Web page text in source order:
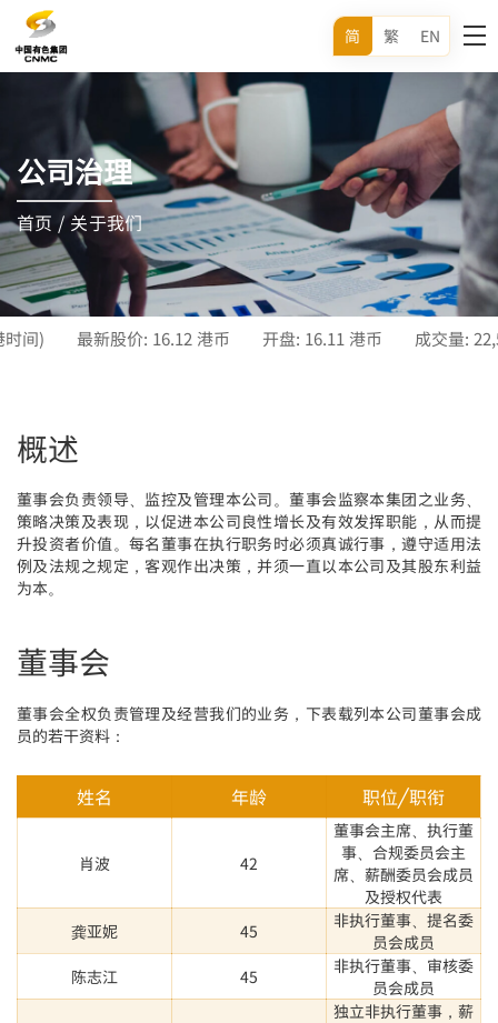
EN
繁
简
公司治理
首页 / 关于我们
概述
董事会负责领导、监控及管理本公司。董事会监察本集团之业务、
策略决策及表现，以促进本公司良性增长及有效发挥职能，从而提
升投资者价值。每名董事在执行职务时必须真诚行事，遵守适用法
例及法规之规定，客观作出决策，并须一直以本公司及其股东利益
为本。
董事会
董事会全权负责管理及经营我们的业务，下表载列本公司董事会成
员的若干资料：
姓名 年龄 职位╱职衔
肖波 42
董事会主席、执行董
事、合规委员会主
席、薪酬委员会成员
及授权代表
龚亚妮
45
非执行董事、提名委
员会成员
陈志江
45
非执行董事、审核委
员会成员
独立非执行董事，薪